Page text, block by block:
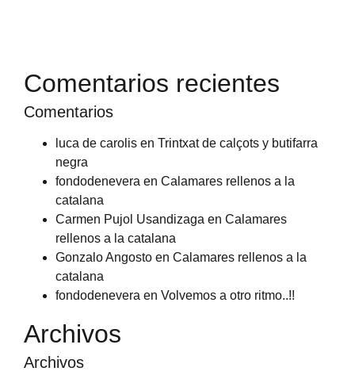
Comentarios recientes
Comentarios
luca de carolis en Trintxat de calçots y butifarra
negra
fondodenevera en Calamares rellenos a la
catalana
Carmen Pujol Usandizaga en Calamares
rellenos a la catalana
Gonzalo Angosto en Calamares rellenos a la
catalana
fondodenevera en Volvemos a otro ritmo..!!
Archivos
Archivos